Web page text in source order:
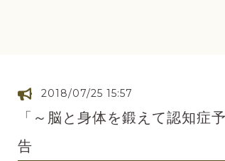
2018/07/25 15:57
「～脳と身体を鍛えて認知症
告